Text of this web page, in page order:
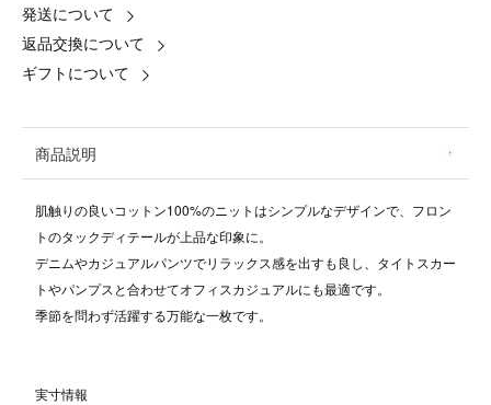
発送について
返品交換について
ギフトについて
商品説明
肌触りの良いコットン100%のニットはシンプルなデザインで、フロン
トのタックディテールが上品な印象に。
デニムやカジュアルパンツでリラックス感を出すも良し、タイトスカー
トやパンプスと合わせてオフィスカジュアルにも最適です。
季節を問わず活躍する万能な一枚です。
実寸情報